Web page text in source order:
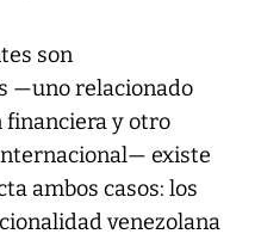
son
—uno relacionado
y otro
existe
ambos casos: los
venezolana